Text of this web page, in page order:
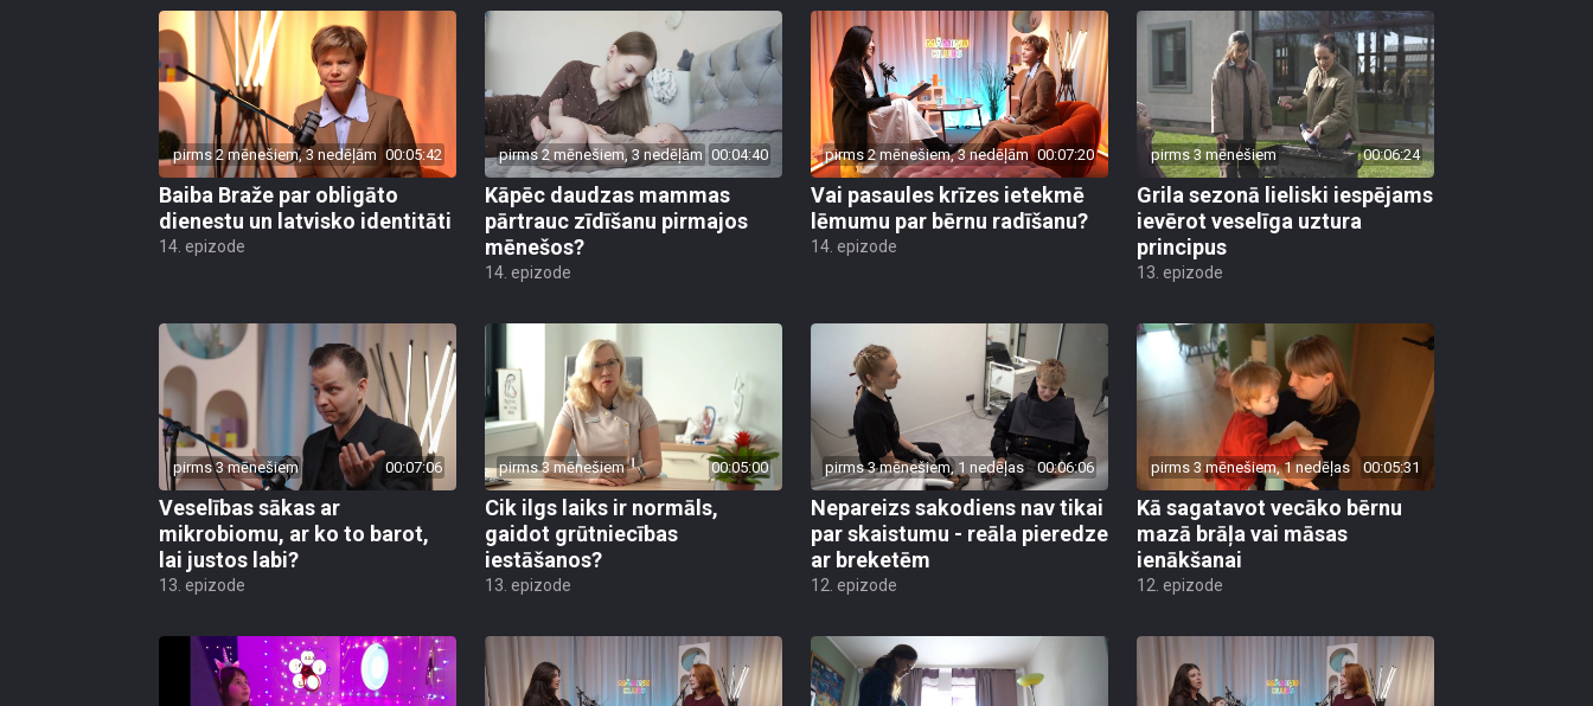
pirms 2 mēnešiem, 3 nedēļām 00:05:42
Baiba Braže par obligāto
dienestu un latvisko identitāti
14. epizode
pirms 2 mēnešiem, 3 nedēļām 00:04:40
Kāpēc daudzas mammas
pārtrauc zīdīšanu pirmajos
mēnešos?
14. epizode
pirms 2 mēnešiem, 3 nedēļām 00:07:20
Vai pasaules krīzes ietekmē
lēmumu par bērnu radīšanu?
14. epizode
pirms 3 mēnešiem 00:06:24
Grila sezonā lieliski iespējams
ievērot veselīga uztura
principus
13. epizode
pirms 3 mēnešiem 00:07:06
Veselības sākas ar
mikrobiomu, ar ko to barot,
lai justos labi?
13. epizode
pirms 3 mēnešiem 00:05:00
Cik ilgs laiks ir normāls,
gaidot grūtniecības
iestāšanos?
13. epizode
pirms 3 mēnešiem, 1 nedēļas 00:06:06
Nepareizs sakodiens nav tikai
par skaistumu - reāla pieredze
ar breketēm
12. epizode
pirms 3 mēnešiem, 1 nedēļas 00:05:31
Kā sagatavot vecāko bērnu
mazā brāļa vai māsas
ienākšanai
12. epizode